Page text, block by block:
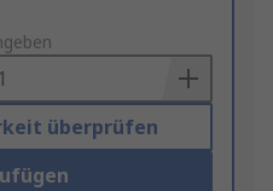
überprüfen